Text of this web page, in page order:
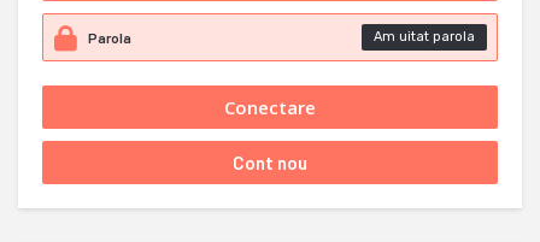
Am uitat parola